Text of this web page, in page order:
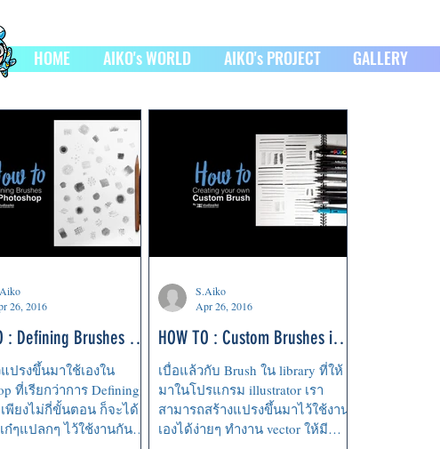
HOME AIKO's WORLD AIKO's PROJECT GALLERY
: Defining Brushes in
ปรงขึ้นมาใช้เองใน
ที่เรียกว่าการ Defining
เพียงไม่กี่ขั้นตอน ก็จะได้
ก๋ๆแปลกๆ ไว้ใช้งานกัน
26, 2016
HOW TO : Custom Brushes in
illustrator
เบื่อแล้วกับ Brush ใน library ที่ให้
มาในโปรแกรม illustrator เรา
สามารถสร้างแปรงขึ้นมาไว้ใช้งาน
เองได้ง่ายๆ ทำงาน vector ให้มี
S.Aiko
Apr 26, 2016